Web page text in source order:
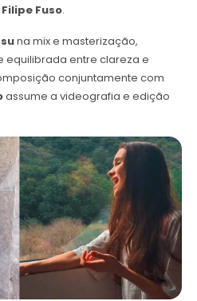
Filipe Fuso.
na mix e masterização,
equilibrada entre clareza e
conjuntamente com
assume a videografia e edição